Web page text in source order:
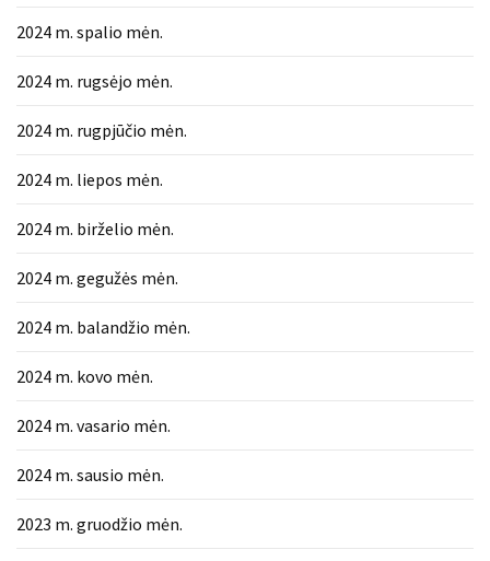
2024 m. spalio mėn.
2024 m. rugsėjo mėn.
2024 m. rugpjūčio mėn.
2024 m. liepos mėn.
2024 m. birželio mėn.
2024 m. gegužės mėn.
2024 m. balandžio mėn.
2024 m. kovo mėn.
2024 m. vasario mėn.
2024 m. sausio mėn.
2023 m. gruodžio mėn.